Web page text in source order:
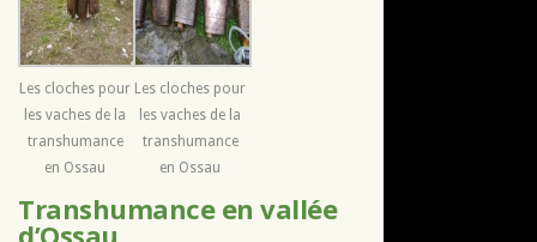
Les cloches pour
les vaches de la
transhumance
en Ossau
Les cloches pour
les vaches de la
transhumance
en Ossau
Transhumance en vallée
d’Ossau